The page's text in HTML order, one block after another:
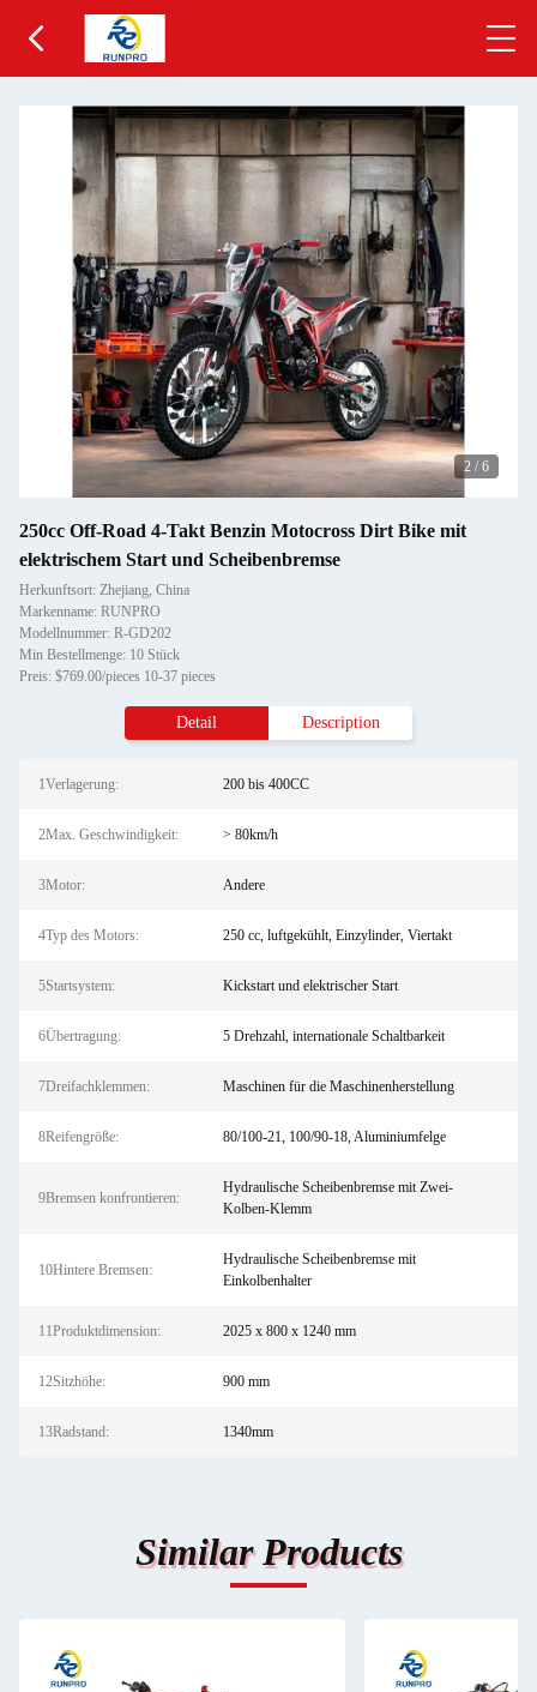
2 / 6
250cc Off-Road 4-Takt Benzin Motocross Dirt Bike mit
elektrischem Start und Scheibenbremse
Herkunftsort: Zhejiang, China
Markenname: RUNPRO
Modellnummer: R-GD202
Min Bestellmenge: 10 Stück
Preis: $769.00/pieces 10-37 pieces
Detail Description
1Verlagerung: 200 bis 400CC
2Max. Geschwindigkeit: > 80km/h
3Motor: Andere
4Typ des Motors: 250 cc, luftgekühlt, Einzylinder, Viertakt
5Startsystem: Kickstart und elektrischer Start
6Übertragung: 5 Drehzahl, internationale Schaltbarkeit
7Dreifachklemmen: Maschinen für die Maschinenherstellung
8Reifengröße: 80/100-21, 100/90-18, Aluminiumfelge
9Bremsen konfrontieren:
Hydraulische Scheibenbremse mit Zwei-
Kolben-Klemm
10Hintere Bremsen:
Hydraulische Scheibenbremse mit
Einkolbenhalter
11Produktdimension: 2025 x 800 x 1240 mm
12Sitzhöhe: 900 mm
13Radstand: 1340mm
Similar Products